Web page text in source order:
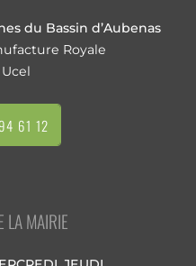
du Bassin d’Aubenas
Royale
61 12
LA MAIRIE